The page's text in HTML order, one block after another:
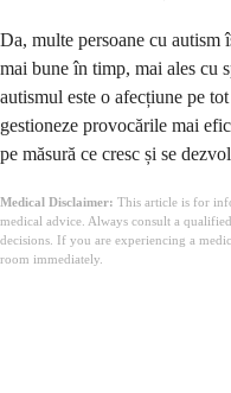
Da, multe persoane cu
mai bune în timp, mai ales cu
autismul este o afecțiune pe
gestioneze provocările mai
pe măsură ce cresc și se
Medical Disclaimer: This article is for
medical advice. Always consult a
decisions. If you are experiencing a
room immediately.